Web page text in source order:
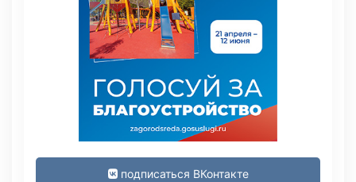
подписаться ВКонтакте